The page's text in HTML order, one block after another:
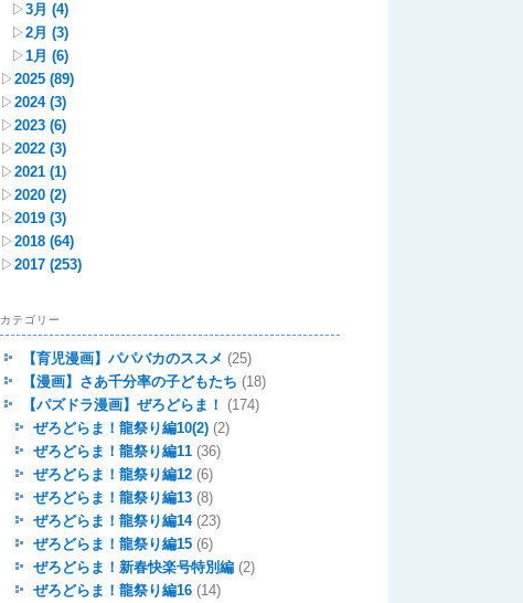
▷3月 (4)
▷2月 (3)
▷1月 (6)
▷2025 (89)
▷2024 (3)
▷2023 (6)
▷2022 (3)
▷2021 (1)
▷2020 (2)
▷2019 (3)
▷2018 (64)
▷2017 (253)
カテゴリー
【育児漫画】パパバカのススメ (25)
【漫画】さあ千分率の子どもたち (18)
【パズドラ漫画】ぜろどらま！
(174)
ぜろどらま！龍祭り編10(2) (2)
ぜろどらま！龍祭り編11 (36)
ぜろどらま！龍祭り編12 (6)
ぜろどらま！龍祭り編13 (8)
ぜろどらま！龍祭り編14(23)
ぜろどらま！龍祭り編15 (6)
ぜろどらま！新春快楽号特別編 (2)
ぜろどらま！龍祭り編16 (14)